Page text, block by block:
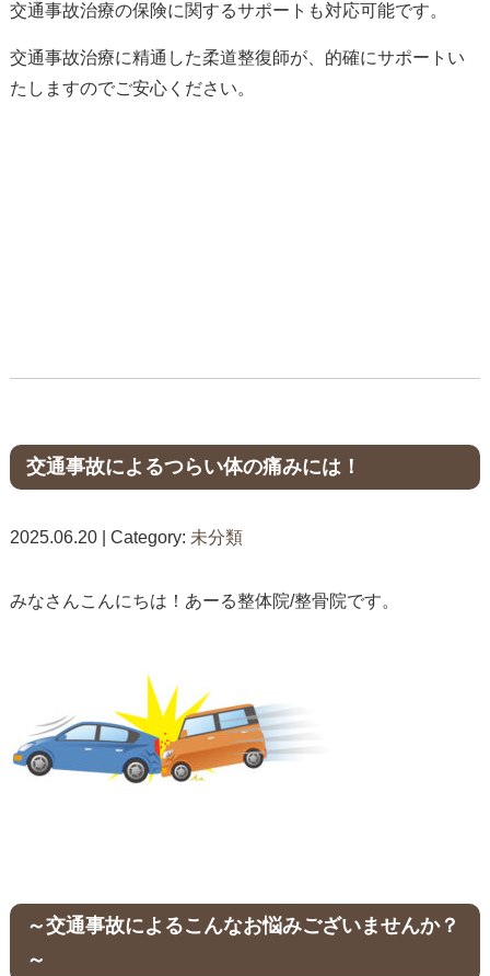
交通事故治療の保険に関するサポートも対応可能です。
交通事故治療に精通した柔道整復師が、的確にサポートい
たしますのでご安心ください。
交通事故によるつらい体の痛みには！
2025.06.20 | Category: 未分類
みなさんこんにちは！あーる整体院/整骨院です。
～交通事故によるこんなお悩みございませんか？
～